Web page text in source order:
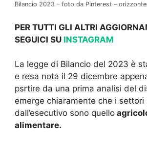
Bilancio 2023 – foto da Pinterest –
PER TUTTI GLI ALTRI
SEGUICI SU INSTAGRAM
La legge di Bilancio del 2023 è
e resa nota il 29 dicembre
psrtire da una prima analisi del
emerge chiaramente che i settori
dall’esecutivo sono quello
alimentare.